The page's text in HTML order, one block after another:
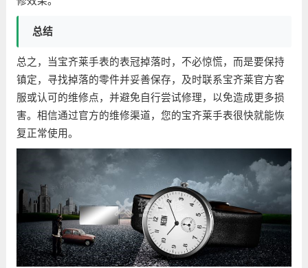
总结
总之，当宝齐莱手表的表冠掉落时，不必惊慌，而是要保持
镇定，寻找掉落的零件并妥善保存，及时联系宝齐莱官方客
服或认可的维修点，并避免自行尝试修理，以免造成更多损
害。相信通过官方的维修渠道，您的宝齐莱手表很快就能恢
复正常使用。